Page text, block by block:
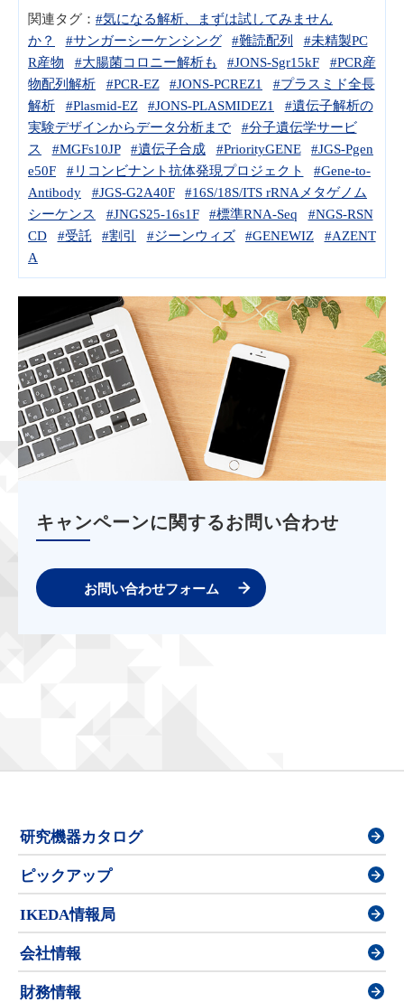
関連タグ： #気になる解析、まずは試してみません
か？
#サンガーシーケンシング #難読配列
#未精製PC
R産物
#大腸菌コロニー解析も #JONS-Sgr15kF
#PCR産
物配列解析
#PCR-EZ #JONS-PCREZ1
#プラスミド全長
解析
#Plasmid-EZ #JONS-PLASMIDEZ1
#遺伝子解析の
実験デザインからデータ分析まで
#分子遺伝学サービ
ス
#MGFs10JP #遺伝子合成 #PriorityGENE
#JGS-Pgen
e50F
#リコンビナント抗体発現プロジェクト
#Gene-to-
Antibody
#JGS-G2A40F
#16S/18S/ITS rRNAメタゲノム
シーケンス
#JNGS25-16s1F #標準RNA-Seq
#NGS-RSN
CD
#受託 #割引 #ジーンウィズ #GENEWIZ
#AZENT
A
キャンペーンに関するお問い合わせ
お問い合わせフォーム
研究機器カタログ
ピックアップ
IKEDA情報局
会社情報
財務情報